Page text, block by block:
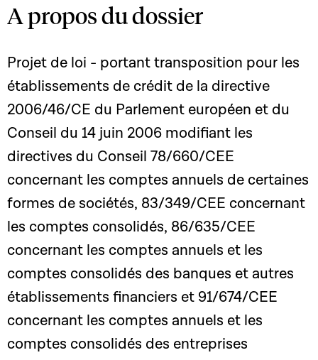
A propos du dossier
Projet de loi - portant transposition pour les
établissements de crédit de la directive
2006/46/CE du Parlement européen et du
Conseil du 14 juin 2006 modifiant les
directives du Conseil 78/660/CEE
concernant les comptes annuels de certaines
formes de sociétés, 83/349/CEE concernant
les comptes consolidés, 86/635/CEE
concernant les comptes annuels et les
comptes consolidés des banques et autres
établissements financiers et 91/674/CEE
concernant les comptes annuels et les
comptes consolidés des entreprises